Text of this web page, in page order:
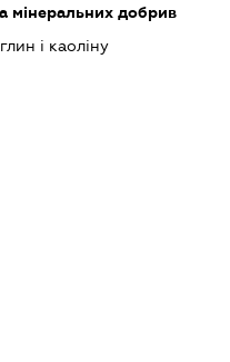
мінеральних добрив
і каоліну